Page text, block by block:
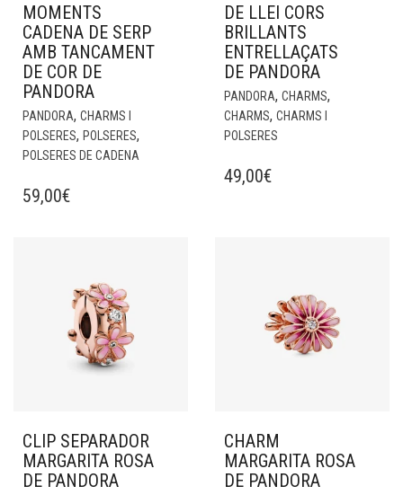
MOMENTS
CADENA DE SERP
AMB TANCAMENT
DE COR DE
PANDORA
PANDORA, CHARMS I
POLSERES, POLSERES,
POLSERES DE CADENA
59,00€
DE LLEI CORS
BRILLANTS
ENTRELLAÇATS
DE PANDORA
PANDORA, CHARMS,
CHARMS, CHARMS I
POLSERES
49,00€
CLIP SEPARADOR
MARGARITA ROSA
DE PANDORA
CHARM
MARGARITA ROSA
DE PANDORA